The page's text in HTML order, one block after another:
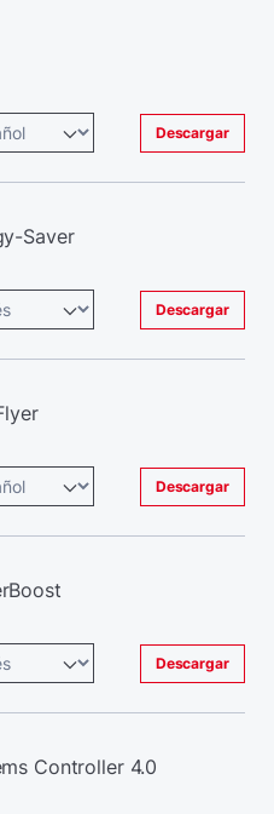
Descargar
Saver
Descargar
Descargar
Descargar
Controller 4.0